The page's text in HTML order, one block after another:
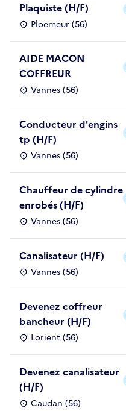
Plaquiste (H/F)
Ploemeur (56)
AIDE MACON
COFFREUR
Vannes (56)
Conducteur d'engins
tp (H/F)
Vannes (56)
Chauffeur de cylindre
enrobés (H/F)
Vannes (56)
Canalisateur (H/F)
Vannes (56)
Devenez coffreur
bancheur (H/F)
Lorient (56)
Devenez canalisateur
(H/F)
Caudan (56)